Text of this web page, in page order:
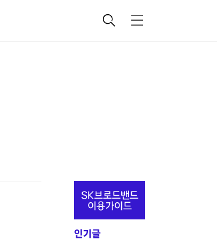
검
메
추
정
보
SK브로드밴드
이용가이드
인기글